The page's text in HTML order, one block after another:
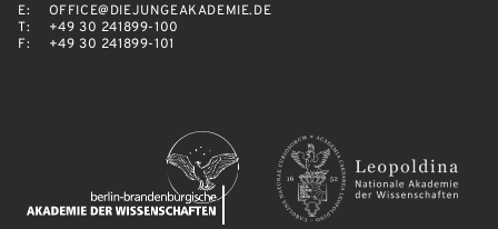
E:
OFFICE@DIEJUNGEAKADEMIE.DE
T:
+49 30 241899-100
F:
+49 30 241899-101